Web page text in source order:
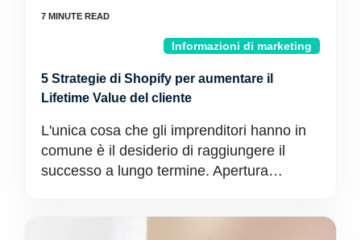
Informazioni di marketing
5 Strategie di Shopify per aumentare il
Lifetime Value del cliente
L'unica cosa che gli imprenditori hanno in
comune è il desiderio di raggiungere il
successo a lungo termine. Apertura…